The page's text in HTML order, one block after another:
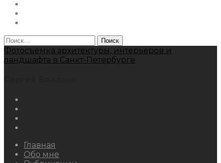
Найти:
Фотосъемка архитектуры, интерьеров и
ландшафта в Санкт-Петербурге
Главная
Обо мне